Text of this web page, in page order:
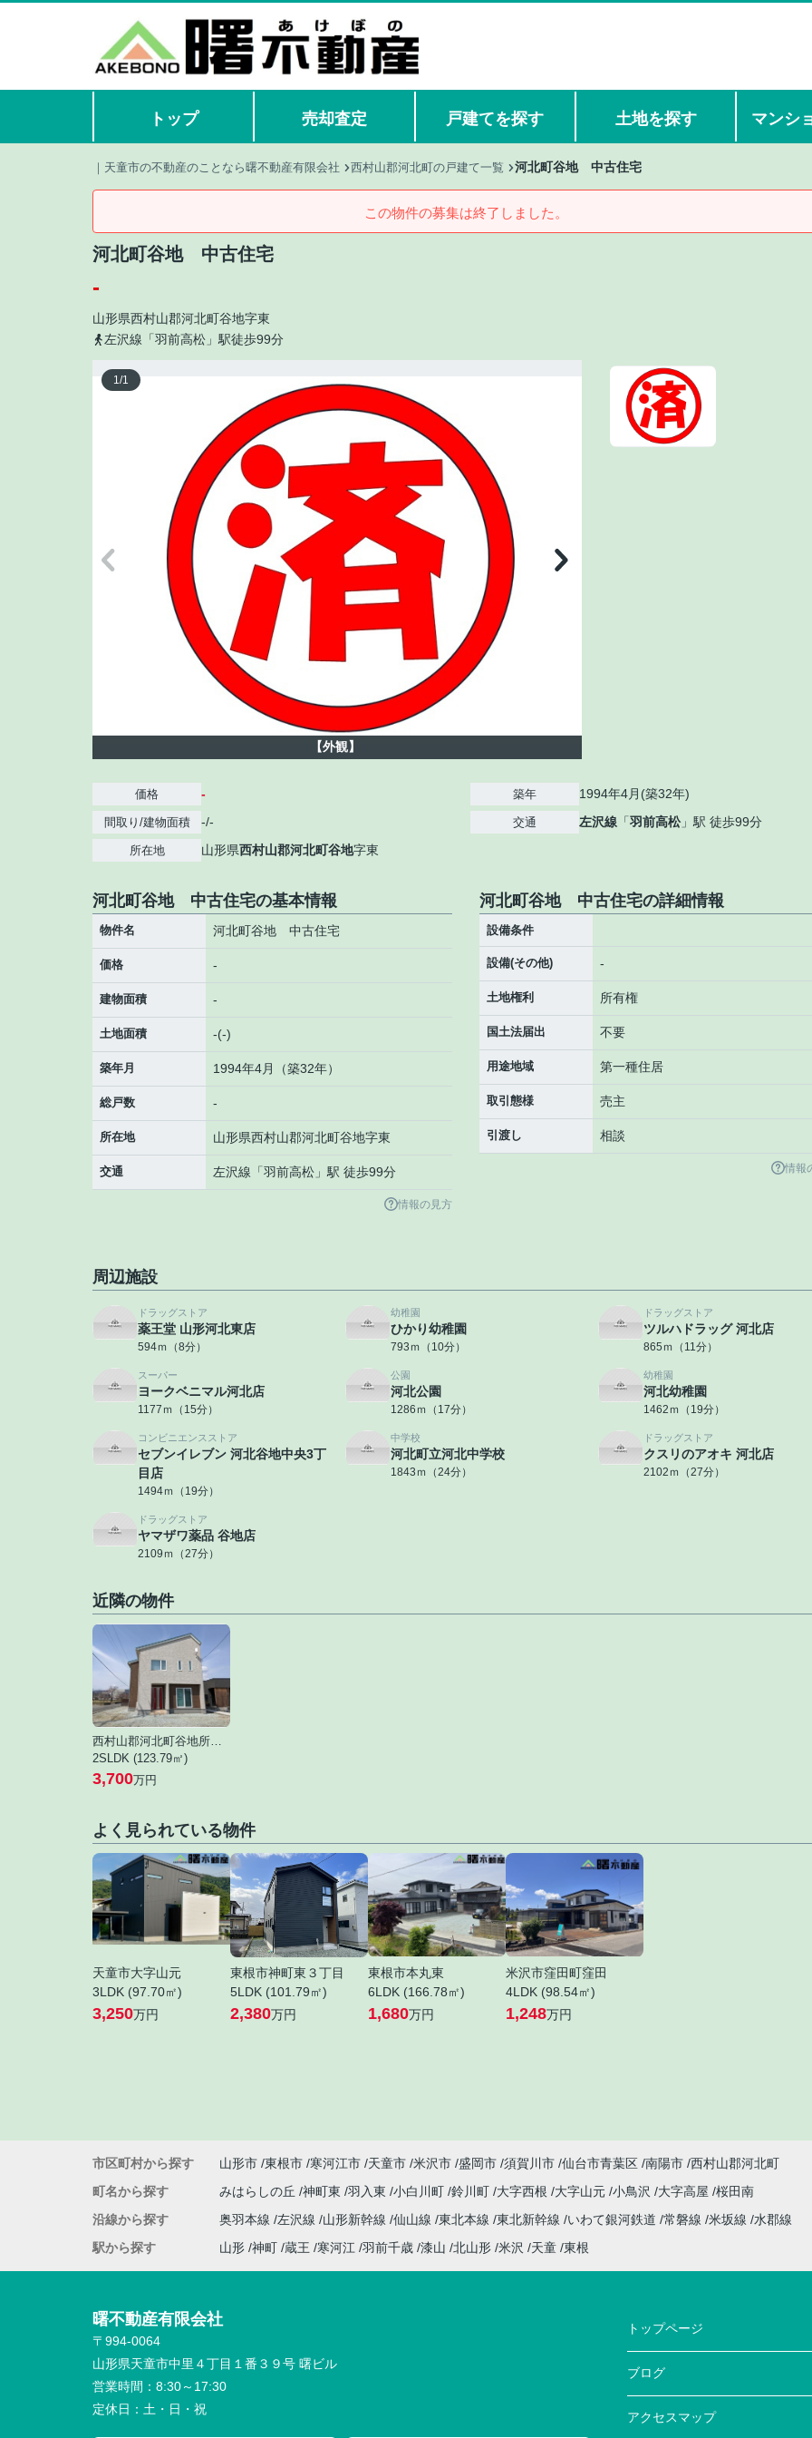
トップ 売却査定 戸建てを探す 土地を探す マンシ
｜天童市の不動産のことなら曙不動産有限会社 西村山郡河北町の戸建て一覧 河北町谷地 中古住宅
この物件の募集は終了しました。
河北町谷地 中古住宅
-
山形県西村山郡河北町谷地字東
左沢線「羽前高松」駅徒歩99分
1/1
【外観】
価格 -
間取り/建物面積 -/-
所在地 山形県西村山郡河北町谷地字東
築年 1994年4月(築32年)
交通 左沢線 「羽前高松」駅 徒歩99分
河北町谷地 中古住宅の基本情報
物件名 河北町谷地 中古住宅
価格 -
建物面積 -
土地面積 -(-)
築年月 1994年4月（築32年）
総戸数 -
所在地 山形県西村山郡河北町谷地字東
交通 左沢線 「羽前高松 」駅 徒歩99分
情報の見方
河北町谷地 中古住宅の詳細情報
設備条件
設備(その他) -
土地権利 所有権
国土法届出 不要
用途地域 第一種住居
取引態様 売主
引渡し 相談
情報
周辺施設
ドラッグストア
薬王堂 山形河北東店
594ｍ（8分）
幼稚園
ひかり幼稚園
793ｍ（10分）
ドラッグストア
ツルハドラッグ 河北店
865ｍ（11分）
スーパー
ヨークベニマル河北店
1177ｍ（15分）
公園
河北公園
1286ｍ（17分）
幼稚園
河北幼稚園
1462ｍ（19分）
コンビニエンスストア
セブンイレブン 河北谷地中央3丁
目店
1494ｍ（19分）
中学校
河北町立河北中学校
1843ｍ（24分）
ドラッグストア
クスリのアオキ 河北店
2102ｍ（27分）
ドラッグストア
ヤマザワ薬品 谷地店
2109ｍ（27分）
近隣の物件
西村山郡河北町谷地所岡２丁目
2SLDK (123.79㎡)
3,700万円
よく見られている物件
天童市大字山元
3LDK (97.70㎡)
3,250万円
東根市神町東３丁目
5LDK (101.79㎡)
2,380万円
東根市本丸東
6LDK (166.78㎡)
1,680万円
米沢市窪田町窪田
4LDK (98.54㎡)
1,248万円
市区町村から探す 山形市 東根市 寒河江市 天童市 米沢市 盛岡市 須賀川市 仙台市青葉区 南陽市 西村山郡河北町
町名から探す
みはらしの丘 神町東 羽入東 小白川町 鈴川町 大字西根 大字山元 小鳥沢 大字高屋 桜田南
沿線から探す
奥羽本線 左沢線 山形新幹線 仙山線 東北本線 東北新幹線 いわて銀河鉄道 常磐線 米坂線 水郡線
駅から探す
山形 神町 蔵王 寒河江 羽前千歳 漆山 北山形 米沢 天童 東根
曙不動産有限会社
〒994-0064
山形県天童市中里４丁目１番３９号 曙ビル
営業時間： 8:30～17:30
定休日： 土・日・祝
トップページ
ブログ
アクセスマップ